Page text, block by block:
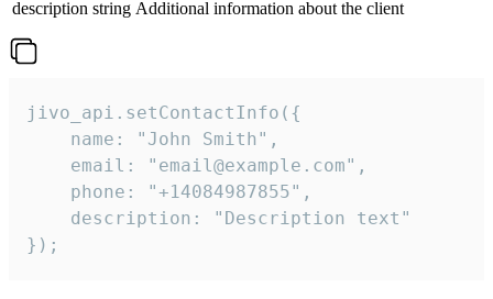
description string Additional information about the client
jivo_api.setContactInfo({
    name: "John Smith",
    email: "email@example.com",
    phone: "+14084987855",
    description: "Description text"
});